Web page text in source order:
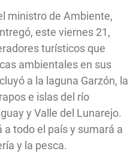
ministro de Ambiente,
este viernes 21,
turísticos que
ambientales en sus
a la laguna Garzón, la
e islas del río
y Valle del Lunarejo.
todo el país y sumará a
y la pesca.